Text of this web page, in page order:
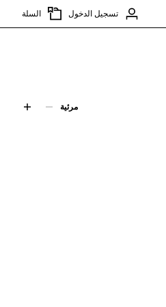
تسجيل الدخول السلة
مرئية